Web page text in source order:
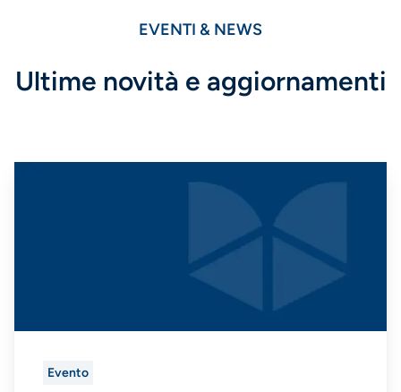
EVENTI & NEWS
Ultime novità e aggiornamenti
Evento